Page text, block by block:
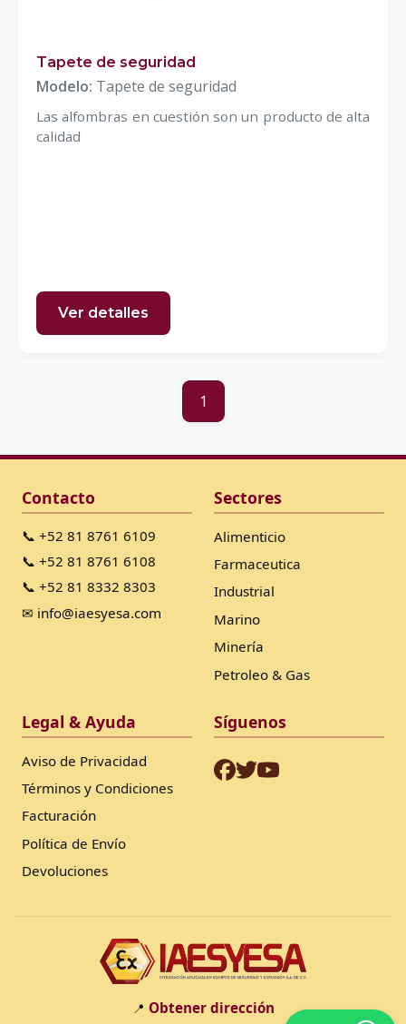
Tapete de seguridad
Modelo: Tapete de seguridad
Las alfombras en cuestión son un producto de alta
calidad
Ver detalles
1
Contacto
📞 +52 81 8761 6109
📞 +52 81 8761 6108
📞 +52 81 8332 8303
✉ info@iaesyesa.com
Sectores
Alimenticio
Farmaceutica
Industrial
Marino
Minería
Petroleo & Gas
Legal & Ayuda
Aviso de Privacidad
Términos y Condiciones
Facturación
Política de Envío
Devoluciones
Síguenos
📍 Obtener dirección